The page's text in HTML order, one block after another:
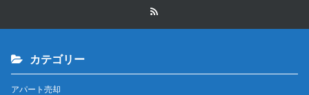
カテゴリー
アパート売却